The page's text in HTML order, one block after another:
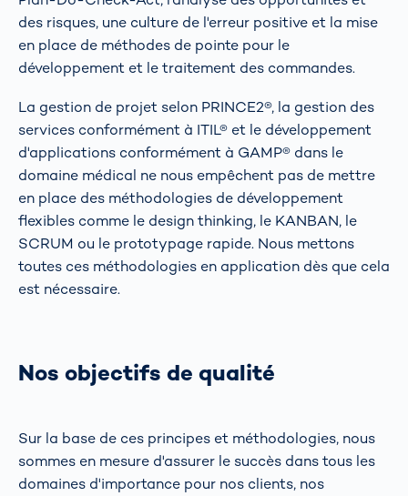
des risques, une culture de l'erreur positive et la mise
en place de méthodes de pointe pour le
développement et le traitement des commandes.
La gestion de projet selon PRINCE2®, la gestion des
services conformément à ITIL® et le développement
d'applications conformément à GAMP® dans le
domaine médical ne nous empêchent pas de mettre
en place des méthodologies de développement
flexibles comme le design thinking, le KANBAN, le
SCRUM ou le prototypage rapide. Nous mettons
toutes ces méthodologies en application dès que cela
est nécessaire.
Nos objectifs de qualité
Sur la base de ces principes et méthodologies, nous
sommes en mesure d'assurer le succès dans tous les
domaines d'importance pour nos clients, nos